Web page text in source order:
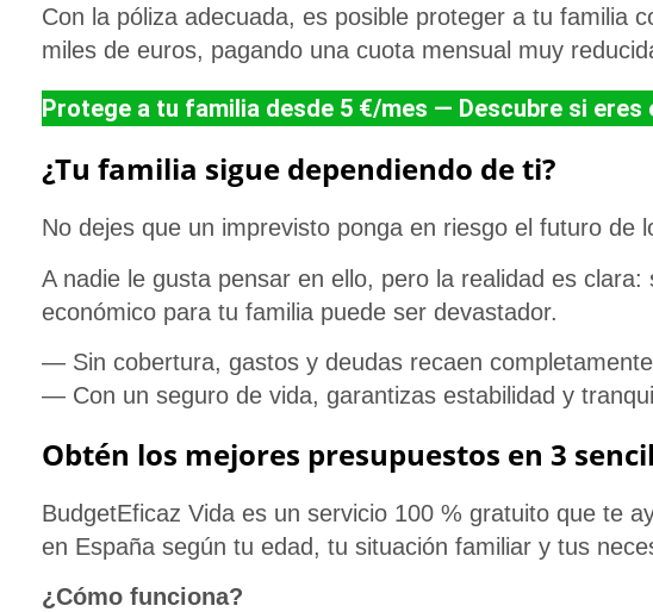
Con la póliza adecuada, es posible proteger a tu familia
miles de euros, pagando una cuota mensual muy
Protege a tu familia desde 5 €/mes — Descubre si eres
¿Tu familia sigue dependiendo de ti?
No dejes que un imprevisto ponga en riesgo el futuro de
A nadie le gusta pensar en ello, pero la realidad es clara:
económico para tu familia puede ser devastador.
— Sin cobertura, gastos y deudas recaen
— Con un seguro de vida, garantizas estabilidad y
Obtén los mejores presupuestos en 3
BudgetEficaz Vida es un servicio 100 % gratuito que te
en España según tu edad, tu situación familiar y tus
¿Cómo funciona?